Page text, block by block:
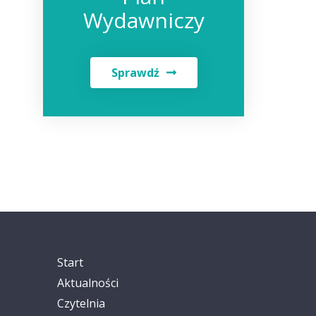
Wydawniczy
Sprawdź
Start
Aktualności
Czytelnia